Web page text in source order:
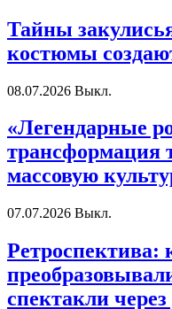
Тайны
костюмы
08.07.2026 Выкл.
«Легендарные
трансформация
массовую
07.07.2026 Выкл.
спектакли